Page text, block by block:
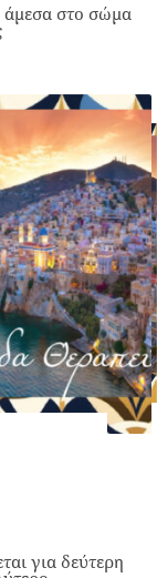
άμεσα στο σώμα
για δεύτερη